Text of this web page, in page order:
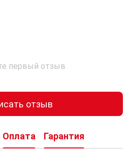
первый отзыв
отзыв
Оплата Гарантия